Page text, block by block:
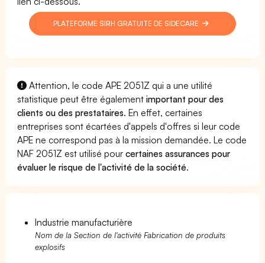
PLATEFORME SIRH GRATUITE DE SIDECARE
Attention, le code APE 2051Z qui a une utilité
statistique peut être égalementimportant pour des
clients ou des prestataires. En effet, certaines
entreprises sont écartées d'appels d'offres si leur code
APE ne correspond pas à la mission demandée. Le code
NAF 2051Z est utilisé pourcertaines assurances pour
évaluer le risque de l'activité de la société.
Industrie manufacturière
Nom de la Section de l'activité Fabrication de produits
explosifs